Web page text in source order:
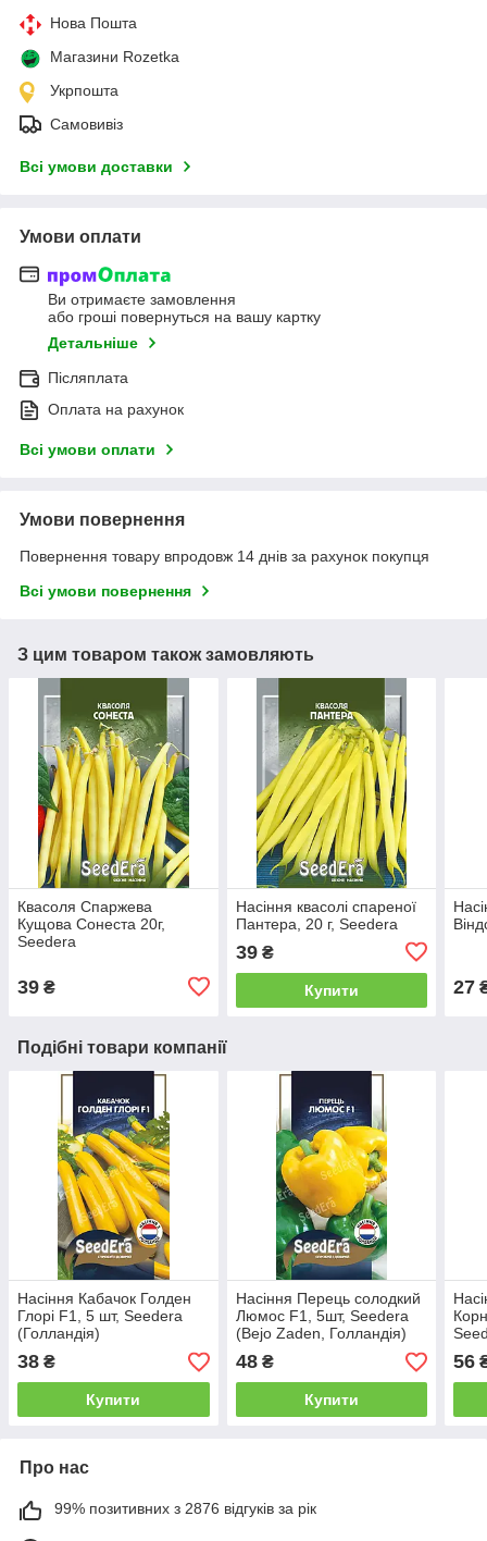
Нова Пошта
Магазини Rozetka
Укрпошта
Самовивіз
Всі умови доставки
Умови оплати
Ви отримаєте замовлення
або гроші повернуться на вашу картку
Детальніше
Післяплата
Оплата на рахунок
Всі умови оплати
Умови повернення
Повернення товару впродовж 14 днів за рахунок покупця
Всі умови повернення
З цим товаром також замовляють
Квасоля Спаржева
Кущова Сонеста 20г,
Seedera
39 ₴
Насіння квасолі спареної
Пантера, 20 г, Seedera
39₴
Купити 27
Подібні товари компанії
Насіння Кабачок Голден
Глорі F1, 5 шт, Seedera
(Голландія)
38 ₴
Купити
Насіння Перець солодкий
Люмос F1, 5шт, Seedera
(Bejo Zaden, Голландія)
48₴
Купити
56
Про нас
99% позитивних з 2876 відгуків за рік